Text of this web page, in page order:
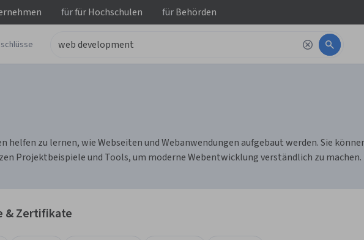
fürfür Hochschulen fürBehörden
zu lernen, wie Webseiten und Webanwendungen aufgebaut werden. Sie
Projektbeispiele und Tools, um moderne Webentwicklung verständlich zu machen.
& Zertifikate